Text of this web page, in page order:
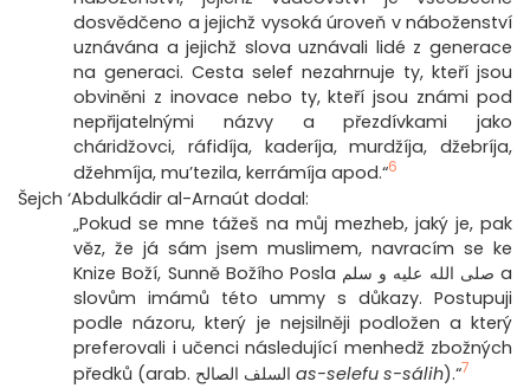
dosvědčeno a jejichž vysoká úroveň v náboženství
uznávána a jejichž slova uznávali lidé z generace
na generaci. Cesta selef nezahrnuje ty, kteří jsou
obviněni z inovace nebo ty, kteří jsou známi pod
nepřijatelnými názvy a přezdívkami jako
cháridžovci, ráfidíja, kaderíja, murdžíja, džebríja,
džehmíja, mu’tezila, kerrámíja apod.“6
Šejch ‘Abdulkádir al-Arnaút dodal:
„Pokud se mne tážeš na můj mezheb, jaký je, pak
věz, že já sám jsem muslimem, navracím se ke
Knize Boží, Sunně Božího Posla صلى الله عليه و سلم a
slovům imámů této ummy s důkazy. Postupuji
podle názoru, který je nejsilněji podložen a který
preferovali i učenci následující menhedž zbožných
předků (arab. السلف الصالحas-selefu s-sálih).“7